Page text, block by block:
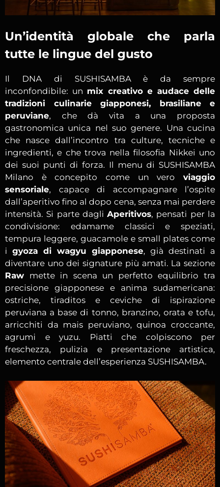
Un’identità globale che parla
tutte le lingue del gusto
Il DNA di SUSHISAMBA è da sempre
inconfondibile: un mix creativo e audace delle
tradizioni culinarie giapponesi, brasiliane e
peruviane, che dà vita a una proposta
gastronomica unica nel suo genere. Una cucina
che nasce dall’incontro tra culture, tecniche e
ingredienti, e che trova nella filosofia Nikkei uno
dei suoi punti di forza. Il menu di SUSHISAMBA
Milano è concepito come un vero viaggio
sensoriale, capace di accompagnare l’ospite
dall’aperitivo fino al dopo cena, senza mai perdere
intensità. Si parte dagliAperitivos, pensati per la
condivisione: edamame classici e speziati,
tempura leggere, guacamole e small plates come
i gyoza di wagyu giapponese, già destinati a
diventare uno dei signature più amati. La sezione
Raw mette in scena un perfetto equilibrio tra
precisione giapponese e anima sudamericana:
ostriche, tiraditos e ceviche di ispirazione
peruviana a base di tonno, branzino, orata e tofu,
arricchiti da mais peruviano, quinoa croccante,
agrumi e yuzu. Piatti che colpiscono per
freschezza, pulizia e presentazione artistica,
elemento centrale dell’esperienza SUSHISAMBA.